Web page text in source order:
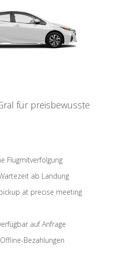
für preisbewusste
Flugmitverfolgung
ab Landung
at precise meeting
auf Anfrage
Bezahlungen